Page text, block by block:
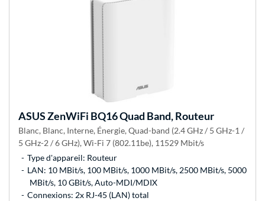
ASUSZenWiFi BQ16 Quad Band, Routeur
Blanc, Blanc, Interne, Énergie, Quad-band (2.4 GHz / 5 GHz-1 /
5 GHz-2 / 6 GHz), Wi-Fi 7 (802.11be), 11529 Mbit/s
Type d'appareil: Routeur
LAN: 10 MBit/s, 100 MBit/s, 1000 MBit/s, 2500 MBit/s, 5000
MBit/s, 10 GBit/s, Auto-MDI/MDIX
Connexions: 2x RJ-45 (LAN) total